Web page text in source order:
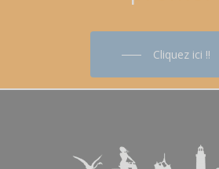
Cliquez ici !!